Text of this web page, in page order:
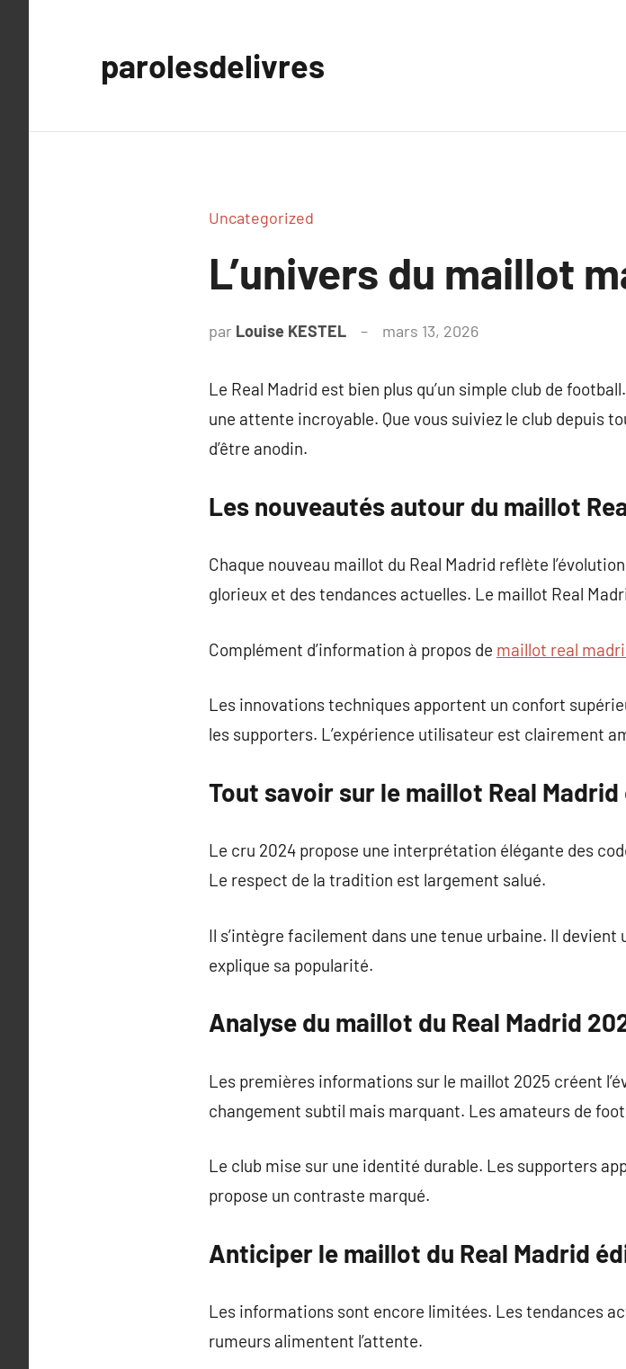
parolesdelivres
Uncategorized
L’univers du maillot
par Louise KESTEL mars 13, 2026
Le Real Madrid est bien plus qu’un simple club de
une attente incroyable. Que vous suiviez le club depuis
d’être anodin.
Les nouveautés autour du maillot
Chaque nouveau maillot du Real Madrid reflète
glorieux et des tendances actuelles. Le maillot Real
Complément d’information à propos de maillot real
Les innovations techniques apportent un confort
les supporters. L’expérience utilisateur est clairement
Tout savoir sur le maillot Real
Le cru 2024 propose une interprétation élégante des
Le respect de la tradition est largement salué.
Il s’intègre facilement dans une tenue urbaine. Il
explique sa popularité.
Analyse du maillot du Real Madrid
Les premières informations sur le maillot 2025 créent
changement subtil mais marquant. Les amateurs de
Le club mise sur une identité durable. Les supporters
propose un contraste marqué.
Anticiper le maillot du Real Madrid
Les informations sont encore limitées. Les tendances
rumeurs alimentent l’attente.